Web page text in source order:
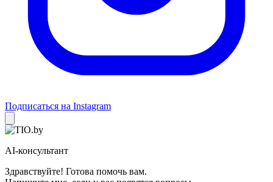
Подписаться на Instagram
AI-консультант
Здравствуйте! Готова помочь вам.